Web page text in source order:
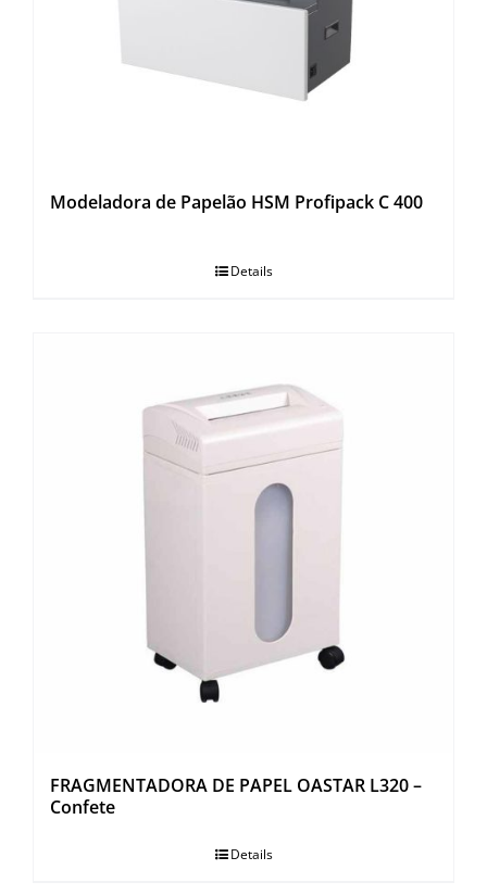
Modeladora de Papelão HSM Profipack C 400
Details
FRAGMENTADORA DE PAPEL OASTAR L320 –
Confete
Details